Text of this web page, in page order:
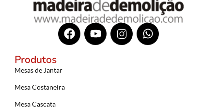
Produtos
Mesas de Jantar
Mesa Costaneira
Mesa Cascata